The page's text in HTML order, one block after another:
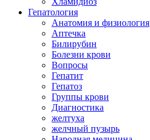
Гепатология
Анатомия и физиология
Аптечка
Билирубин
Болезни крови
Вопросы
Гепатит
Гепатоз
Группы крови
Диагностика
желтуха
желчный пузырь